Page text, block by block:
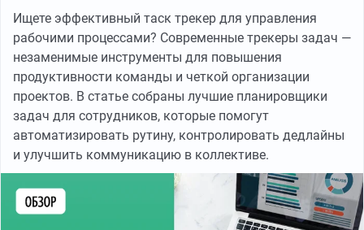
Ищете эффективный таск трекер для управления
рабочими процессами? Современные трекеры задач —
незаменимые инструменты для повышения
продуктивности команды и четкой организации
проектов. В статье собраны лучшие планировщики
задач для сотрудников, которые помогут
автоматизировать рутину, контролировать дедлайны
и улучшить коммуникацию в коллективе.